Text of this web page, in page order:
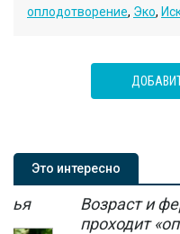
оплодотворение, Эко,
Это интересно
Возраст и
проходит